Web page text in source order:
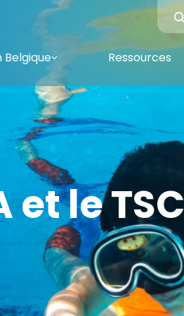
Belgique< Ressources
et le TSC